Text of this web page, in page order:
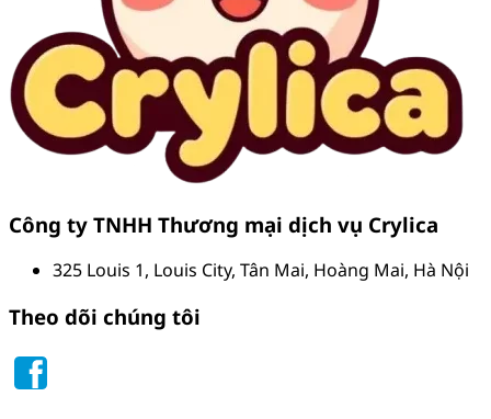
Công ty TNHH Thương mại dịch vụ Crylica
325 Louis 1, Louis City, Tân Mai, Hoàng Mai, Hà Nội
Theo dõi chúng tôi